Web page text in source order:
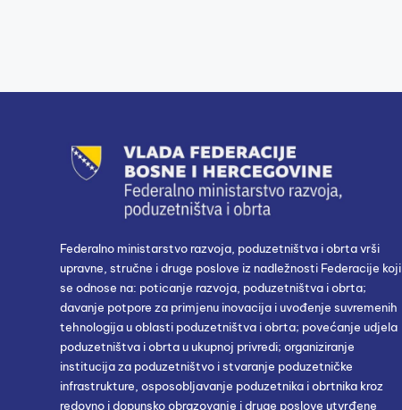
Federalno ministarstvo razvoja, poduzetništva i obrta vrši
upravne, stručne i druge poslove iz nadležnosti Federacije koji
se odnose na: poticanje razvoja, poduzetništva i obrta;
davanje potpore za primjenu inovacija i uvođenje suvremenih
tehnologija u oblasti poduzetništva i obrta; povećanje udjela
poduzetništva i obrta u ukupnoj privredi; organiziranje
institucija za poduzetništvo i stvaranje poduzetničke
infrastrukture, osposobljavanje poduzetnika i obrtnika kroz
redovno i dopunsko obrazovanje i druge poslove utvrđene